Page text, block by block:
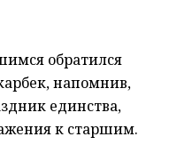
обратился
напомнив,
единства,
к старшим.